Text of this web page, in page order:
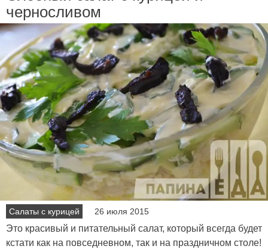
черносливом
Салаты с курицей 26 июля 2015
Это красивый и питательный салат, который всегда будет
кстати как на повседневном, так и на праздничном столе!